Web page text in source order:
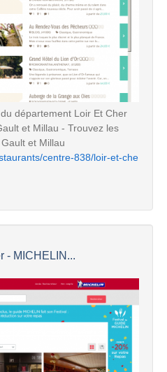
département Loir Et Cher
et Millau - Trouvez les
et Millau
centre-838/loir-et-che
- MICHELIN...